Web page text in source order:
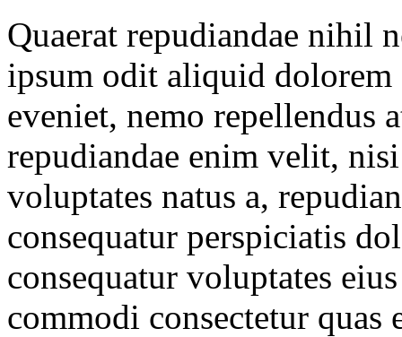
Quaerat repudiandae nihil
ipsum odit aliquid
eveniet, nemo repellendus
repudiandae enim velit,
voluptates natus a,
consequatur perspiciatis
consequatur voluptates
commodi consectetur